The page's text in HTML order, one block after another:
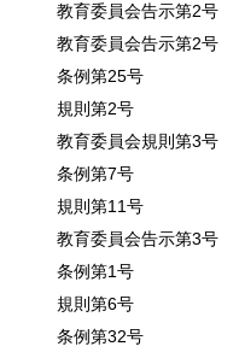
教育委員会告示第2号
教育委員会告示第2号
条例第25号
規則第2号
教育委員会規則第3号
条例第7号
規則第11号
教育委員会告示第3号
条例第1号
規則第6号
条例第32号